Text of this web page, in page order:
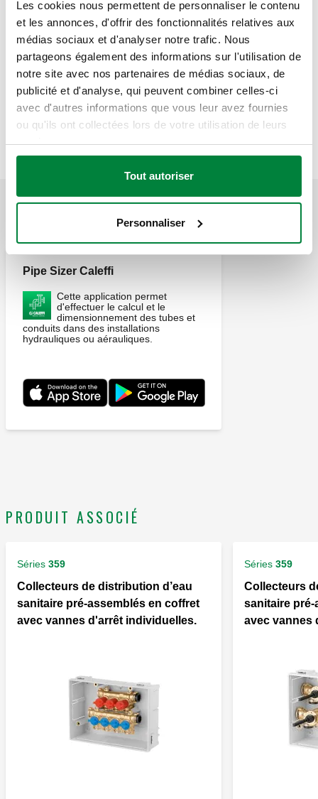
Les cookies nous permettent de personnaliser le contenu
et les annonces, d'offrir des fonctionnalités relatives aux
médias sociaux et d'analyser notre trafic. Nous
partageons également des informations sur l'utilisation de
notre site avec nos partenaires de médias sociaux, de
publicité et d'analyse, qui peuvent combiner celles-ci
avec d'autres informations que vous leur avez fournies
ou qu'ils ont collectées lors de votre utilisation de leurs
services.
Tout autoriser
Personnaliser
Texte de présentation Afficher
CALEFFI, 359002. Bouchon plein avec clip de fixation.
Matériel: technopolymère.
SCIP code
96a6e147-495e-4b76-8ac8-
0bff511aaf78
Afficher
Copier
Pipe Sizer Caleffi
Cette application permet
d'effectuer le calcul et le
dimensionnement des tubes et
conduits dans des installations
hydrauliques ou aérauliques.
PRODUIT ASSOCIÉ
Séries 359
Collecteurs de distribution d’eau
sanitaire pré-assemblés en coffret
avec vannes d'arrêt individuelles.
Séries 359
Collecteurs
sanitaire
avec vannes